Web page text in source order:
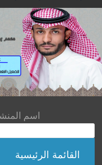
القائمة الرئيسية